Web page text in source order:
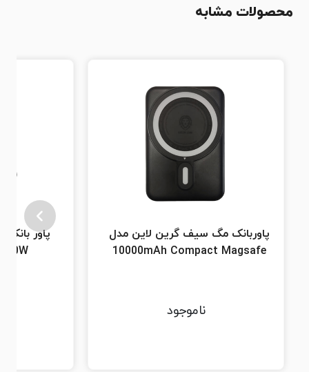
محصولات مشابه
پاوربانک مگ سیف گرین لاین مدل
10000mAh Compact Magsafe
ناموجود
30W